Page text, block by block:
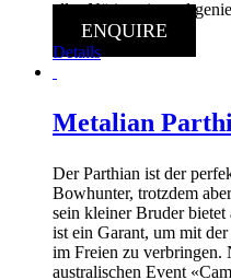
alles Nötige ein und
ENQUIRE
Details
Metalian
Der Parthian ist der
Bowhunter, trotzdem
sein kleiner Bruder
ist ein Garant, um mit
im Freien zu verbringen.
australischen Event